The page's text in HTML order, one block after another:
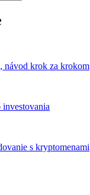
návod krok za krokom
investovania
s kryptomenami